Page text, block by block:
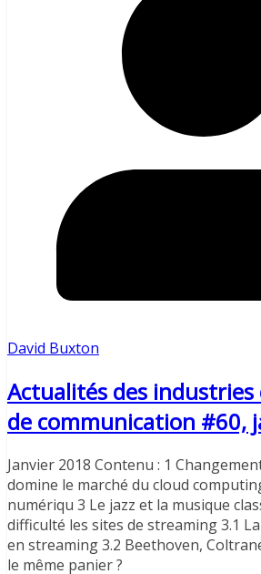
David Buxton
Actualités des
de communication #60,
Janvier 2018 Contenu : 1
domine le marché du cloud
numériqu 3 Le jazz et la musique
difficulté les sites de streaming 3.1
en streaming 3.2 Beethoven,
le même panier ?